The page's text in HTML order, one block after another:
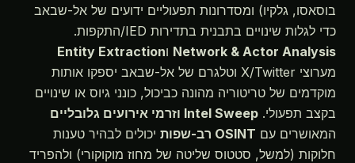
בוסאסו, גלקיו) ומסדרונות תפעוליים ידועים של אל-שבאב
כדי לגלות שינויים בתבנית בתדירות IED/התקפות.
Network & Actor Analysis וEntity Extraction
מערוצי X/Twitter וטלגרם של אל-שבאב יספקו אותות
מוקדמים של טריטוריה מהונה כביכול, כונני גיוס או שינויים
בקצב תפעולי. Intel Sweep וזרמי אירועים גלובליים
המאושרים עם OSINT רב-שפות
יכולים לבהיר טענות
חלוקות (למשל, סטטוס שליטה של מחוז מוקוקורי) ולהפריד